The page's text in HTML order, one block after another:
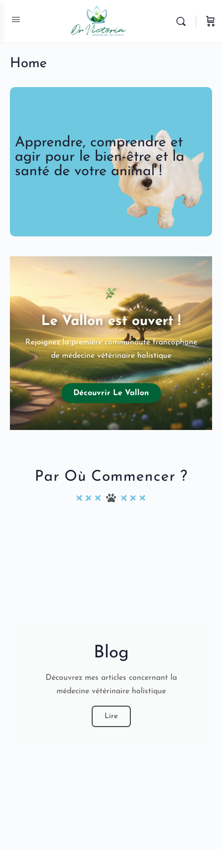
Home
Apprendre, comprendre et
agir pour le bien-être et la
santé de votre animal !
Le Vallon est ouvert !
Rejoignez la première communauté francophone
de médecine vétérinaire holistique
Découvrir Le Vallon
Par Où Commencer ?
Blog
Découvrez mes articles concernant la
médecine vétérinaire holistique
Lire